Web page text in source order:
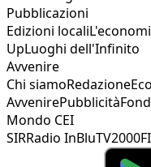
Pubblicazioni
Edizioni locali
UpLuoghi dell'Infinito
Avvenire
Chi siamoRedazione
AvvenirePubblicità
Mondo CEI
SIRRadio InBluTV2000